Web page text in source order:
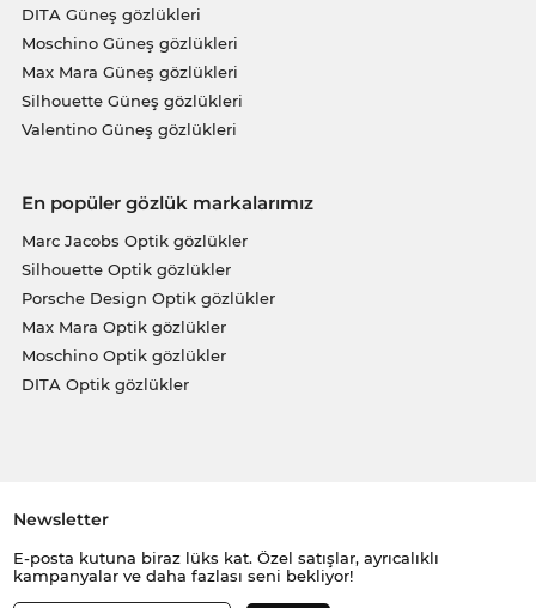
DITA Güneş gözlükleri
Moschino Güneş gözlükleri
Max Mara Güneş gözlükleri
Silhouette Güneş gözlükleri
Valentino Güneş gözlükleri
En popüler gözlük markalarımız
Marc Jacobs Optik gözlükler
Silhouette Optik gözlükler
Porsche Design Optik gözlükler
Max Mara Optik gözlükler
Moschino Optik gözlükler
DITA Optik gözlükler
Newsletter
E-posta kutuna biraz lüks kat. Özel satışlar, ayrıcalıklı
kampanyalar ve daha fazlası seni bekliyor!